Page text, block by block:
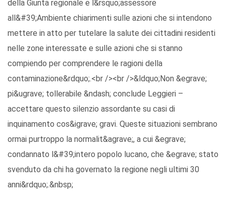
della Giunta regionale e l&rsquo;assessore
all&#39;Ambiente chiarimenti sulle azioni che si intendono
mettere in atto per tutelare la salute dei cittadini residenti
nelle zone interessate e sulle azioni che si stanno
compiendo per comprendere le ragioni della
contaminazione&rdquo;.<br /><br />&ldquo;Non &egrave;
pi&ugrave; tollerabile &ndash; conclude Leggieri –
accettare questo silenzio assordante su casi di
inquinamento cos&igrave; gravi. Queste situazioni sembrano
ormai purtroppo la normalit&agrave;, a cui &egrave;
condannato l&#39;intero popolo lucano, che &egrave; stato
svenduto da chi ha governato la regione negli ultimi 30
anni&rdquo;.&nbsp;